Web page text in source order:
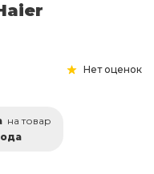
Нет оценок
на товар